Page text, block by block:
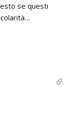
se questi